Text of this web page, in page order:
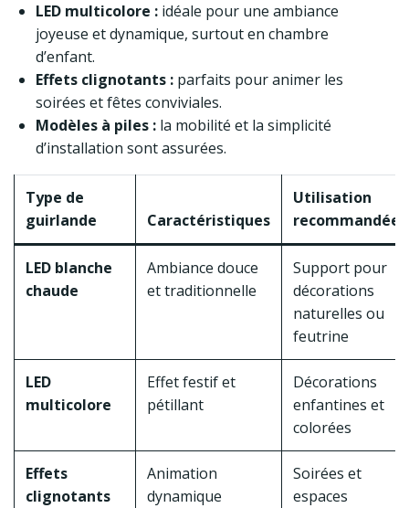
LED multicolore : idéale pour une ambiance
joyeuse et dynamique, surtout en chambre
d’enfant.
Effets clignotants : parfaits pour animer les
soirées et fêtes conviviales.
Modèles à piles : la mobilité et la simplicité
d’installation sont assurées.
Type de
guirlande
Caractéristiques
Utilisation
recommandée
LED blanche
chaude
Ambiance douce
et traditionnelle
Support pour
décorations
naturelles ou
feutrine
LED
multicolore
Effet festif et
pétillant
Décorations
enfantines et
colorées
Effets
clignotants
Animation
dynamique
Soirées et
espaces